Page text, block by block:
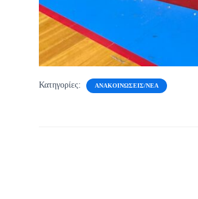
Κατηγορίες: ΑΝΑΚΟΙΝΏΣΕΙΣ/ΝΈΑ